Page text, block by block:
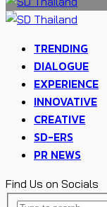
TRENDING
DIALOGUE
EXPERIENCE
INNOVATIVE
CREATIVE
SD-ERS
PR NEWS
Find Us on Socials